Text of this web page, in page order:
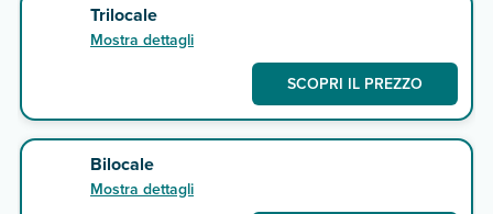
Trilocale
Mostra dettagli
SCOPRI IL PREZZO
Bilocale
Mostra dettagli